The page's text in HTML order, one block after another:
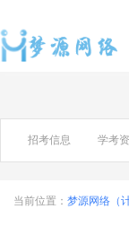
招考信息 学考
当前位置： 梦源网络（